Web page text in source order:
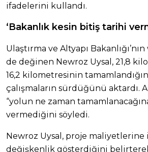
ifadelerini kullandı.
‘Bakanlık kesin bitiş tarihi
Ulaştırma ve Altyapı
de değinen Newroz Uysal, 21,8
16,2 kilometresinin
çalışmaların sürdüğünü aktardı.
“yolun ne zaman
vermediğini söyledi.
Newroz Uysal, proje
değişkenlik gösterdiğini